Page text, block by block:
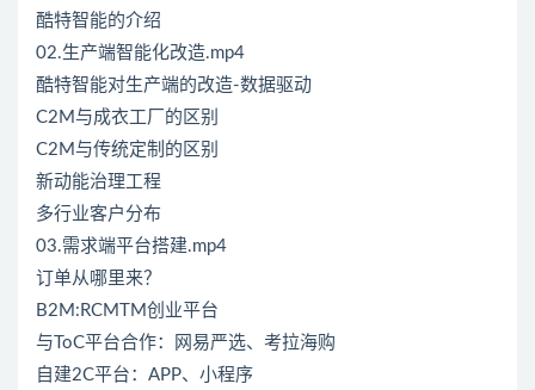
酷特智能的介绍
02.生产端智能化改造.mp4
酷特智能对生产端的改造-数据驱动
C2M与成衣工厂的区别
C2M与传统定制的区别
新动能治理工程
多行业客户分布
03.需求端平台搭建.mp4
订单从哪里来？
B2M:RCMTM创业平台
与ToC平台合作：网易严选、考拉海购
自建2C平台：APP、小程序